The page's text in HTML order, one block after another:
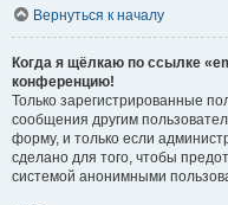
Вернуться к началу
Когда я щёлкаю по ссылке
конференцию!
Только зарегистрированные
сообщения другим
форму, и только если
сделано для того, чтобы
системой анонимными